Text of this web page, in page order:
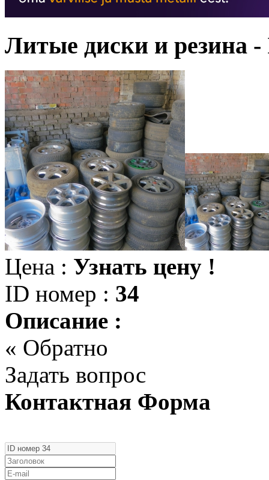
Литые диски и резина
Цена : Узнать цену !
ID номер : 34
Описание :
« Обратно
Задать вопрос
Контактная Форма